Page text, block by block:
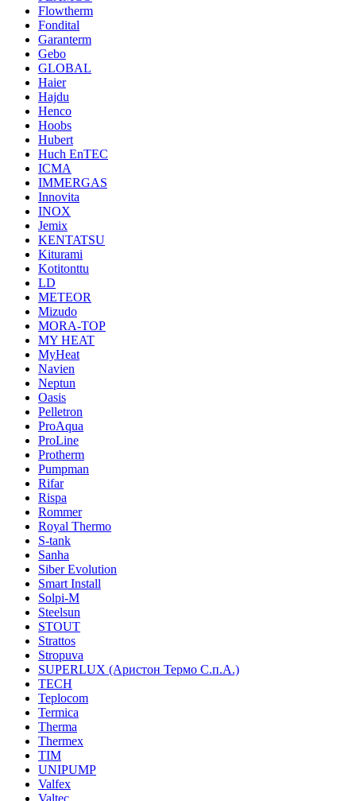
Flowtherm
Fondital
Garanterm
Gebo
GLOBAL
Haier
Hajdu
Henco
Hoobs
Hubert
Huch EnTEC
ICMA
IMMERGAS
Innovita
INOX
Jemix
KENTATSU
Kiturami
Kotitonttu
LD
METEOR
Mizudo
MORA-TOP
MY HEAT
MyHeat
Navien
Neptun
Oasis
Pelletron
ProAqua
ProLine
Protherm
Pumpman
Rifar
Rispa
Rommer
Royal Thermo
S-tank
Sanha
Siber Evolution
Smart Install
Solpi-M
Steelsun
STOUT
Strattos
Stropuva
SUPERLUX (Аристон Термо С.п.А.)
TECH
Teplocom
Termica
Therma
Thermex
TIM
UNIPUMP
Valfex
Valtec